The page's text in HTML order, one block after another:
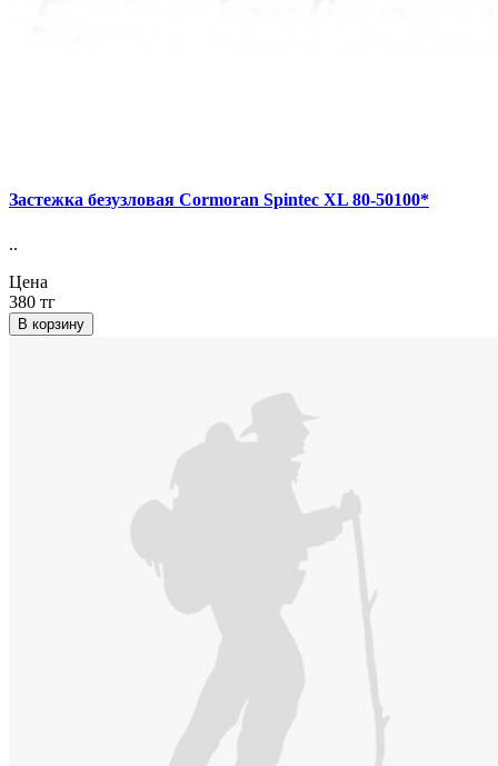
Застежка безузловая Cormoran Spintec XL 80-50100*
..
Цена
380 тг
В корзину